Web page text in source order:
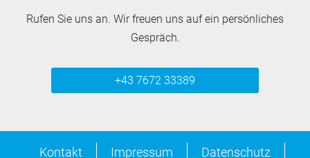
Rufen Sie uns an. Wir freuen uns auf ein persönliches
Gespräch.
+43 7672 33389
Kontakt Impressum
Datenschutz